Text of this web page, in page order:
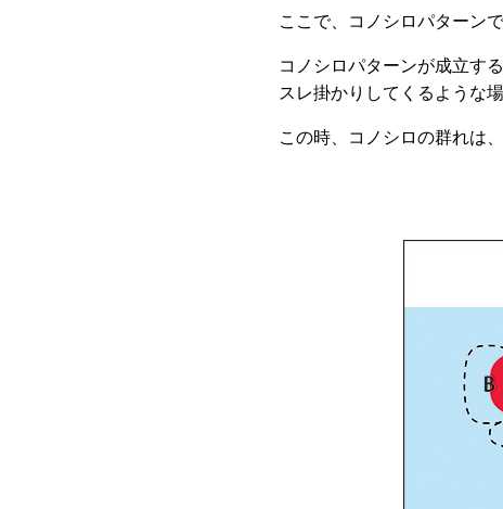
ここで、コノシロパターン
コノシロパターンが成立す
スレ掛かりしてくるような
この時、コノシロの群れは